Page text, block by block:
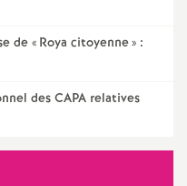
e
c
de « Roya citoyenne» :
des CAPA relatives